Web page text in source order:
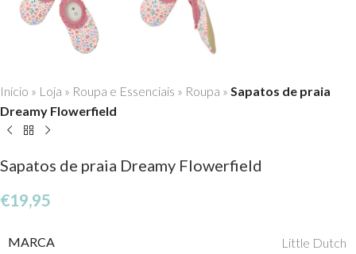
Início » Loja » Roupa e Essenciais » Roupa » Sapatos de praia
Dreamy Flowerfield
Sapatos de praia Dreamy Flowerfield
€19,95
MARCA Little Dutch